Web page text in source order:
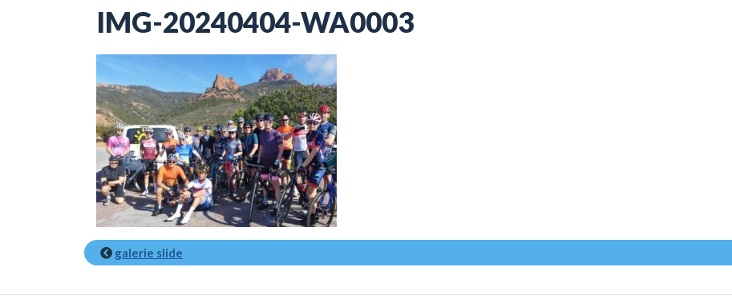
IMG-20240404-WA0003
galerie slide